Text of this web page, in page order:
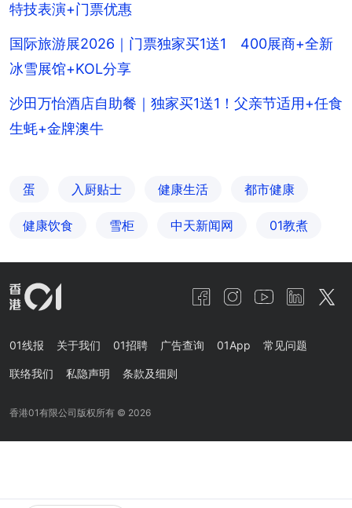
特技表演+门票优惠
国际旅游展2026｜门票独家买1送1 400展商+全新
冰雪展馆+KOL分享
沙田万怡酒店自助餐｜独家买1送1！父亲节适用+任食
生蚝+金牌澳牛
蛋 入厨贴士 健康生活 都市健康
健康饮食 雪柜 中天新闻网 01教煮
01线报 关于我们 01招聘 广告查询 01App 常见问题
联络我们 私隐声明 条款及细则
香港01有限公司版权所有 © 2026